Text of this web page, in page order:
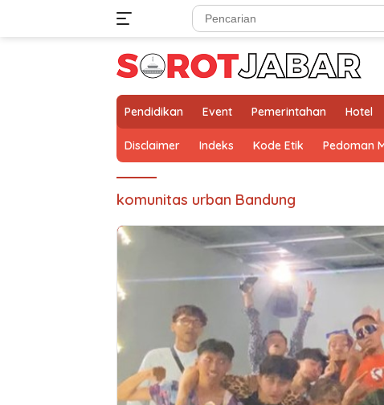
Pendidikan Event Pemerintahan Hotel
Disclaimer Indeks Kode Etik Pedoman
komunitas urban Bandung